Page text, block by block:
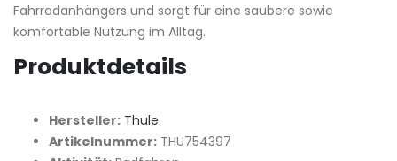
Fahrradanhängers und sorgt für eine saubere sowie
komfortable Nutzung im Alltag.
Produktdetails
Hersteller: Thule
Artikelnummer: THU754397